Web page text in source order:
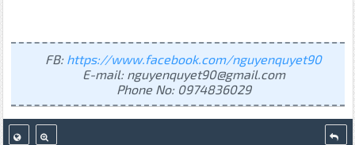
FB: https://www.facebook.com/nguyenquyet90
E-mail: nguyenquyet90@gmail.com
Phone No: 0974836029